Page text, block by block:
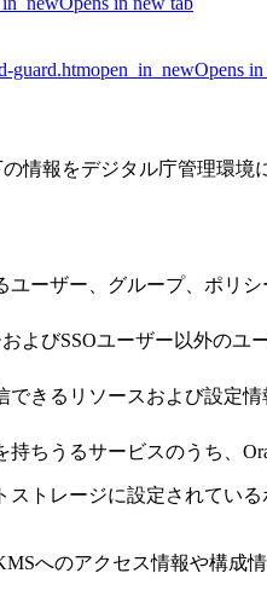
guard.htmopen_in_newOpens
情報をデジタル庁管理環
ユーザー、グループ、ポリ
よびSSOユーザー以外のユ
できるリソースおよび設定情
持ちうるサービスのうち、
ストレージに設定されてい
へのアクセス情報や構成